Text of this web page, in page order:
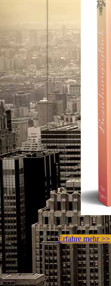
Erfahre mehr >>